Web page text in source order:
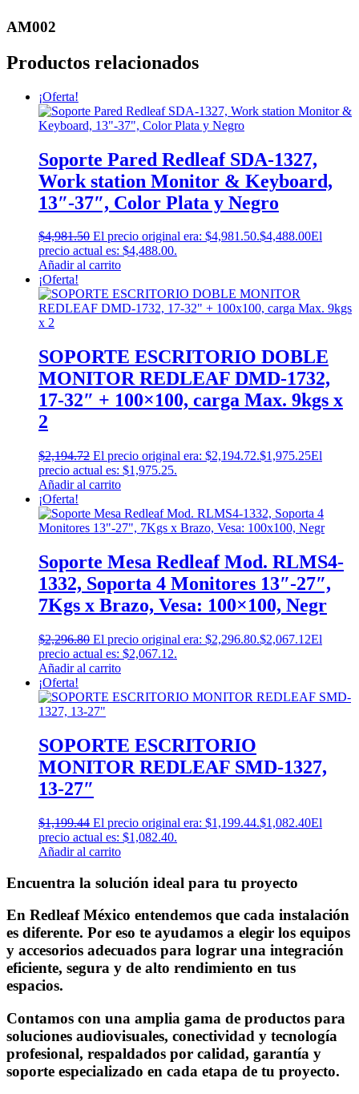
AM002
Productos relacionados
¡Oferta!
Soporte Pared Redleaf SDA-1327,
Work station Monitor & Keyboard,
13″-37″, Color Plata y Negro
$4,981.50 El precio original era: $4,981.50.$4,488.00El
precio actual es: $4,488.00.
Añadir al carrito
¡Oferta!
SOPORTE ESCRITORIO DOBLE
MONITOR REDLEAF DMD-1732,
17-32″ + 100×100, carga Max. 9kgs x
2
$2,194.72 El precio original era: $2,194.72.$1,975.25El
precio actual es: $1,975.25.
Añadir al carrito
¡Oferta!
Soporte Mesa Redleaf Mod. RLMS4-
1332, Soporta 4 Monitores 13″-27″,
7Kgs x Brazo, Vesa: 100×100, Negr
$2,296.80 El precio original era: $2,296.80.$2,067.12El
precio actual es: $2,067.12.
Añadir al carrito
¡Oferta!
SOPORTE ESCRITORIO
MONITOR REDLEAF SMD-1327,
13-27″
$1,199.44 El precio original era: $1,199.44.$1,082.40El
precio actual es: $1,082.40.
Añadir al carrito
Encuentra la solución ideal para tu proyecto
En Redleaf México entendemos que cada instalación
es diferente. Por eso te ayudamos a elegir los equipos
y accesorios adecuados para lograr una integración
eficiente, segura y de alto rendimiento en tus
espacios.
Contamos con una amplia gama de productos para
soluciones audiovisuales, conectividad y tecnología
profesional, respaldados por calidad, garantía y
soporte especializado en cada etapa de tu proyecto.